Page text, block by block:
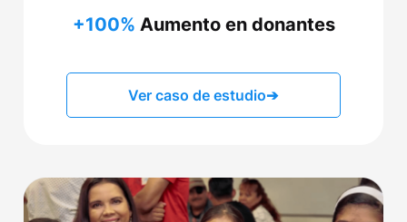
+100% Aumento en donantes
Ver caso de estudio➔